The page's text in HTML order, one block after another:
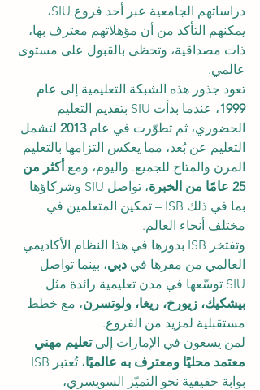
دراساتهم الجامعية عبر أحد فروع SIU،
يمكنهم التأكد من أن مؤهلاتهم معترف بها،
ذات مصداقية، وتحظى بالقبول على مستوى
عالمي.
تعود جذور هذه الشبكة التعليمية إلى عام
1999
، عندما بدأت SIU بتقديم التعليم
الحضوري، ثم تطوّرت في عام 2013 لتشمل
التعليم عن بُعد، مما يعكس التزامها بالتعليم
المرن والمتاح للجميع. واليوم، ومع أكثر من
25 عامًا من الخبرة
، تواصل SIU وشركاؤها –
بما في ذلك ISB – تمكين المتعلمين في
مختلف أنحاء العالم.
وتفتخر ISB بدورها في هذا النظام الأكاديمي
العالمي من مقرها في دبي، بينما تواصل
SIU توسّعها في مدن تعليمية رائدة مثل
بيشكيك، زيورخ، ريغا، ولوتسرن، مع خطط
مستقبلية لمزيد من الفروع.
لمن يسعون في الإمارات إلى تعليم مهني
معتمد محليًا ومعترف به عالميًا
بوابة حقيقية نحو التميّز السويسري،